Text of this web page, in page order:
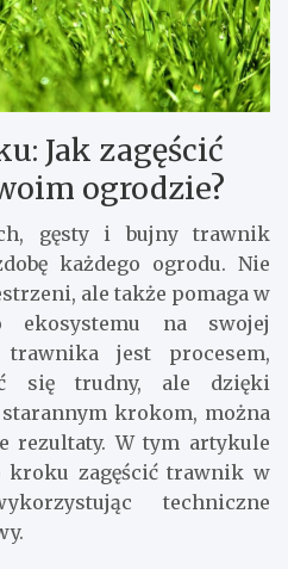
Jak zagęścić
ogrodzie?
gęsty i bujny trawnik
każdego ogrodu. Nie
ale także pomaga w
ekosystemu na swojej
trawnika jest procesem,
się trudny, ale dzięki
krokom, można
rezultaty. W tym artykule
zagęścić trawnik w
techniczne